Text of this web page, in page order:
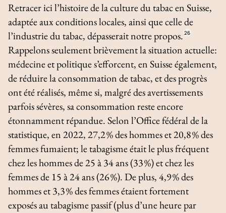
Retracer ici l’histoire de la culture du tabac en Suisse,
adaptée aux conditions locales, ainsi que celle de
l’industrie du tabac, dépasserait notre propos. 26
Rappelons seulement brièvement la situation actuelle:
médecine et politique s’efforcent, en Suisse également,
de réduire la consommation de tabac, et des progrès
ont été réalisés, même si, malgré des avertissements
parfois sévères, sa consommation reste encore
étonnamment répandue. Selon l’Office fédéral de la
statistique, en 2022, 27,2 % des hommes et 20,8 % des
femmes fumaient; le tabagisme était le plus fréquent
chez les hommes de 25 à 34 ans (33 %) et chez les
femmes de 15 à 24 ans (26 %). De plus, 4,9 % des
hommes et 3,3 % des femmes étaient fortement
exposés au tabagisme passif (plus d’une heure par